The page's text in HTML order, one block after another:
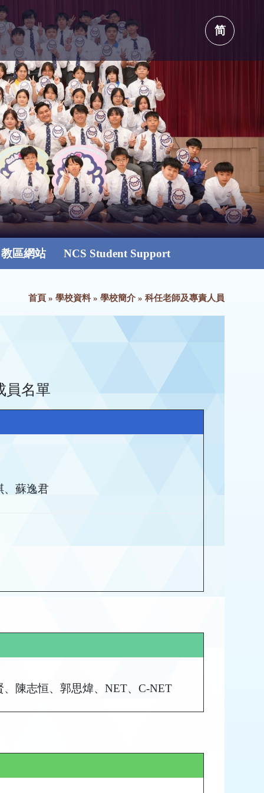
简
教區網站 NCS Student Support
首頁» 學校資料» 學校簡介» 科任老師及專責人員
員名單
、蘇逸君
陳志恒、郭思煒、NET、C-NET